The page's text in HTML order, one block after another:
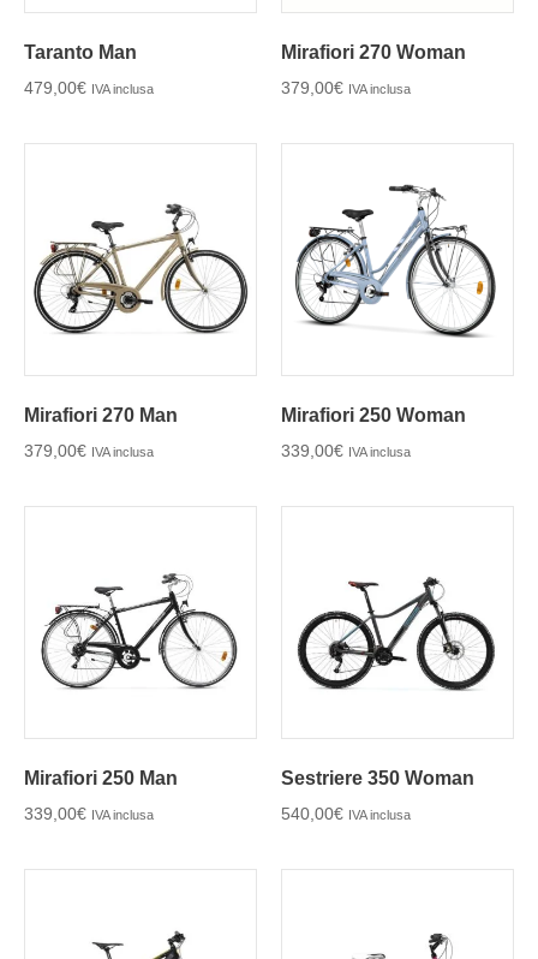
Taranto Man
479,00€ IVA inclusa
Mirafiori 270 Woman
379,00€ IVA inclusa
Mirafiori 270 Man
379,00€ IVA inclusa
Mirafiori 250 Woman
339,00€ IVA inclusa
Mirafiori 250 Man
339,00€ IVA inclusa
Sestriere 350 Woman
540,00€ IVA inclusa